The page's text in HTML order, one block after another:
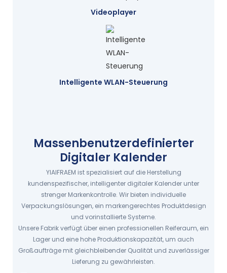
Videoplayer
Intelligente WLAN-Steuerung
Massenbenutzerdefinierter
Digitaler Kalender
YIAIFRAEM ist spezialisiert auf die Herstellung
kundenspezifischer, intelligenter digitaler Kalender unter
strenger Markenkontrolle. Wir bieten individuelle
Verpackungslösungen, ein markengerechtes Produktdesign
und vorinstallierte Systeme.
Unsere Fabrik verfügt über einen professionellen Reiferaum, ein
Lager und eine hohe Produktionskapazität, um auch
Großaufträge mit gleichbleibender Qualität und zuverlässiger
Lieferung zu gewährleisten.